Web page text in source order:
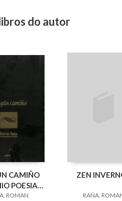
do autor
CAMIÑO
POESIA
CODAX
ROMAN
ZEN
RAÑA,